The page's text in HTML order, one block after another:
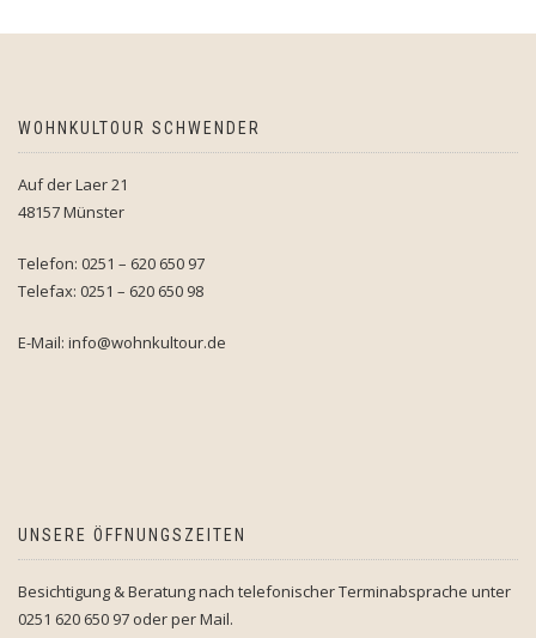
WOHNKULTOUR SCHWENDER
Auf der Laer 21
48157 Münster
Telefon: 0251 – 620 650 97
Telefax: 0251 – 620 650 98
E-Mail: info@wohnkultour.de
UNSERE ÖFFNUNGSZEITEN
Besichtigung & Beratung nach telefonischer Terminabsprache unter
0251 620 650 97 oder per Mail.